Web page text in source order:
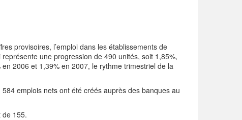
provisoires, l’emploi dans les établissements de
une progression de 490 unités, soit 1,85%,
2006 et 1,39% en 2007, le rythme trimestriel de la
emplois nets ont été créés auprès des banques au
de 155.